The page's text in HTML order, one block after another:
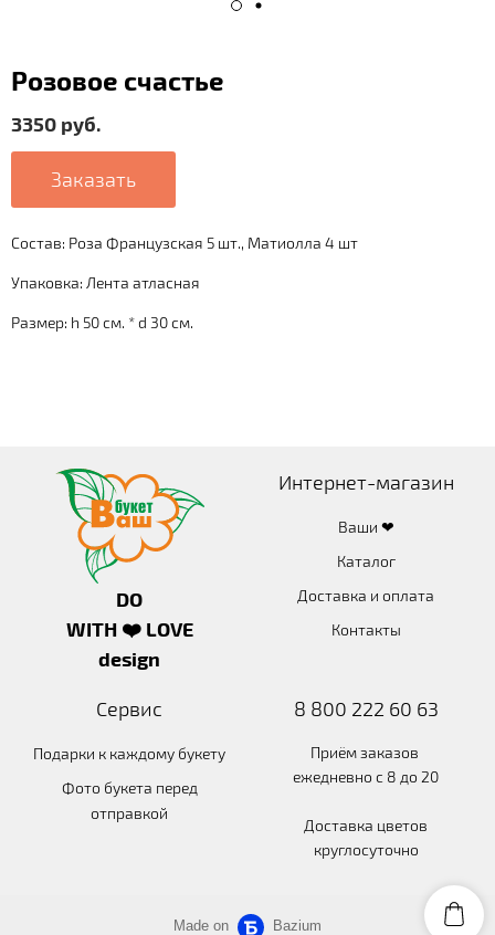
Розовое счастье
3350 руб.
Заказать
Состав: Роза Французская 5 шт., Матиолла 4 шт
Упаковка: Лента атласная
Размер: h 50 см. * d 30 см.
DO
WITH ❤️ LOVE
design
Интернет-магазин
Ваши ❤
Каталог
Доставка и оплата
Контакты
Сервис
Подарки к каждому букету
Фото букета перед
отправкой
8 800 222 60 63
Приём заказов
ежедневно с 8 до 20
Доставка цветов
круглосуточно
Made on Bazium